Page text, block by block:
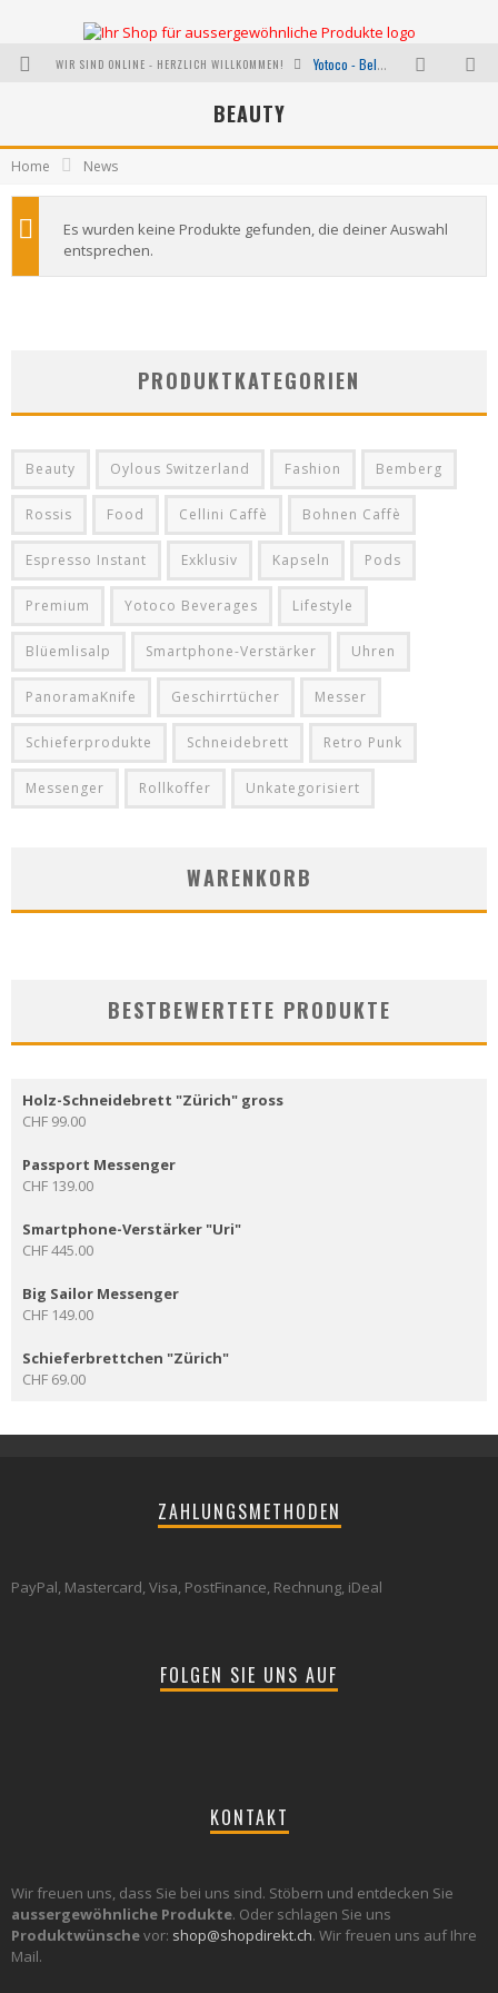
WIR SIND ONLINE - HERZLICH WILLKOMMEN! Yotoco - Belebend und erfrischend
I was a bottle - NACHHALTIGE HANDTASCHEN HERSTELLUNG AUS PET RECYCLING
Neu bei uns: Oylous mit der Kraft der effektivsten Pflanzenöle
Wie funktioniert ShopDirekt?
Warum nicht mal etwas Verrücktes wagen?
BEAUTY
Home News
Es wurden keine Produkte gefunden, die deiner Auswahl
entsprechen.
PRODUKTKATEGORIEN
Beauty Oylous Switzerland Fashion Bemberg
Rossis Food Cellini Caffè Bohnen Caffè
Espresso Instant Exklusiv Kapseln Pods
Premium Yotoco Beverages Lifestyle
Blüemlisalp Smartphone-Verstärker Uhren
PanoramaKnife Geschirrtücher Messer
Schieferprodukte Schneidebrett Retro Punk
Messenger Rollkoffer Unkategorisiert
WARENKORB
BESTBEWERTETE PRODUKTE
Holz-Schneidebrett "Zürich" gross
CHF 99.00
Passport Messenger
CHF 139.00
Smartphone-Verstärker "Uri"
CHF445.00
Big Sailor Messenger
CHF 149.00
Schieferbrettchen "Zürich"
CHF 69.00
ZAHLUNGSMETHODEN
PayPal, Mastercard, Visa, PostFinance, Rechnung, iDeal
FOLGEN SIE UNS AUF
KONTAKT
Wir freuen uns, dass Sie bei uns sind. Stöbern und entdecken Sie
aussergewöhnliche Produkte. Oder schlagen Sie uns
Produktwünschevor: shop@shopdirekt.ch. Wir freuen uns auf Ihre
Mail.